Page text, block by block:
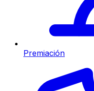
Premiación